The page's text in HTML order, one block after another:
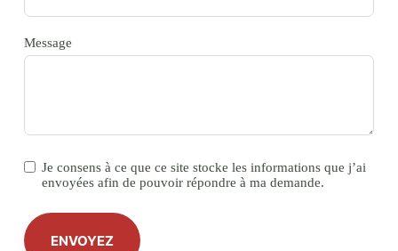
Message
Je consens à ce que ce site stocke les informations que j’ai
envoyées afin de pouvoir répondre à ma demande.
ENVOYEZ